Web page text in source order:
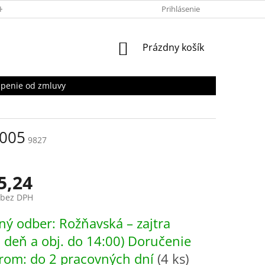
OSOBNÝCH ÚDAJOV Prihlásenie
NÁKUPNÝ
Prázdny košík
od zmluvy
9827
DPH
odber: Rožňavská – zajtra
deň a obj. do 14:00) Doručenie
do 2 pracovných dní (4 ks)